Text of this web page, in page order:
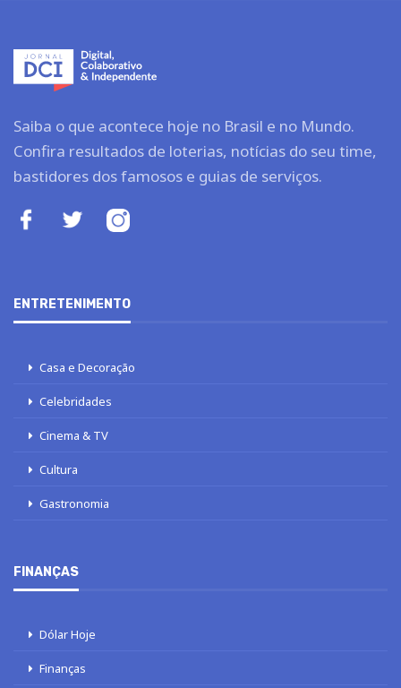
Saiba o que acontece hoje no Brasil e no Mundo.
Confira resultados de loterias, notícias do seu time,
bastidores dos famosos e guias de serviços.
ENTRETENIMENTO
Casa e Decoração
Celebridades
Cinema & TV
Cultura
Gastronomia
FINANÇAS
Dólar Hoje
Finanças